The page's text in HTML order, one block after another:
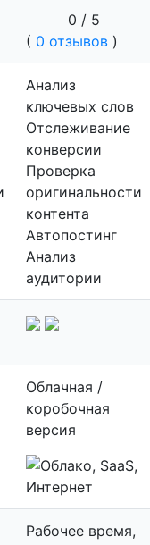
0 / 5
( 0 отзывов )
Анализ
ключевых слов
Отслеживание
конверсии
Проверка
оригинальности
контента
Автопостинг
Анализ
аудитории
Облачная /
коробочная
версия
Рабочее время,